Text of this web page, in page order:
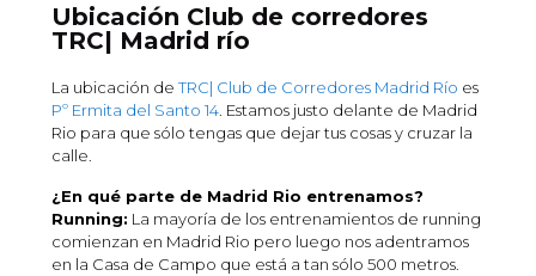
Ubicación Club de corredores
TRC| Madrid río
La ubicación deTRC| Club de Corredores Madrid Río es
Pº Ermita del Santo 14. Estamos justo delante de Madrid
Rio para que sólo tengas que dejar tus cosas y cruzar la
calle.
¿En qué parte de Madrid Rio entrenamos?
Running: La mayoría de los entrenamientos de running
comienzan en Madrid Rio pero luego nos adentramos
en la Casa de Campo que está a tan sólo 500 metros.